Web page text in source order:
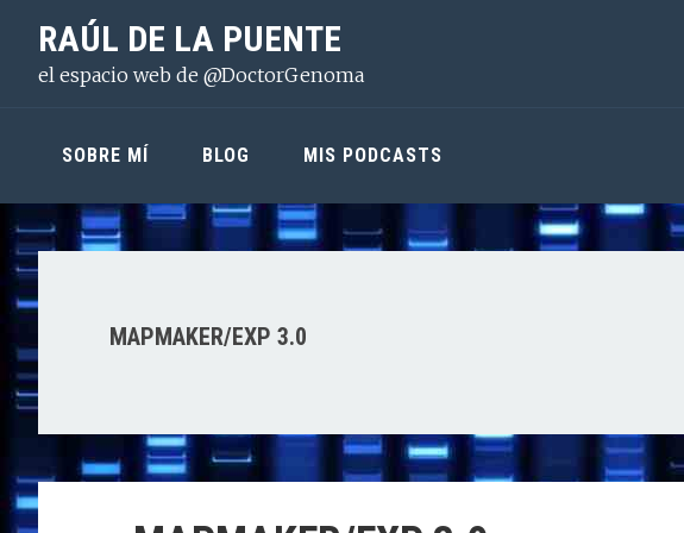
principal
contenido
lateral
RAÚL DE LA PUENTE
el espacio web de @DoctorGenoma
SOBRE MÍ BLOG MIS PODCASTS
MAPMAKER/EXP 3.0